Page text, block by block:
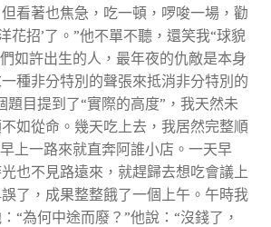
看著也焦急，吃一頓，啰唆一場，勸
花招’了。”他不單不聽，還笑我“球貌
如許出生的人，最年夜的仇敵是本身
種非分特別的聲張來抵消非分特別的
題目提到了“實際的高度”，我天然未
如從命。幾天吃上去，我居然完整順
上一路來就直奔阿誰小店。一天早
也不見路遠來，就趕歸去想吃會議上
了，成果整整餓了一個上午。午時我
“為何中途而廢？”他說：“沒錢了，